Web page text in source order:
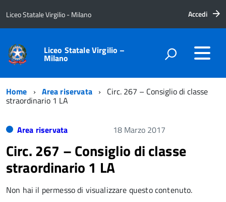
Liceo Statale Virgilio - Milano Accedi
Liceo Statale Virgilio –
Milano
Home Area riservata Circ. 267 – Consiglio di classe
straordinario 1 LA
Area riservata 18 Marzo 2017
Circ. 267 – Consiglio di classe
straordinario 1 LA
Non hai il permesso di visualizzare questo contenuto.